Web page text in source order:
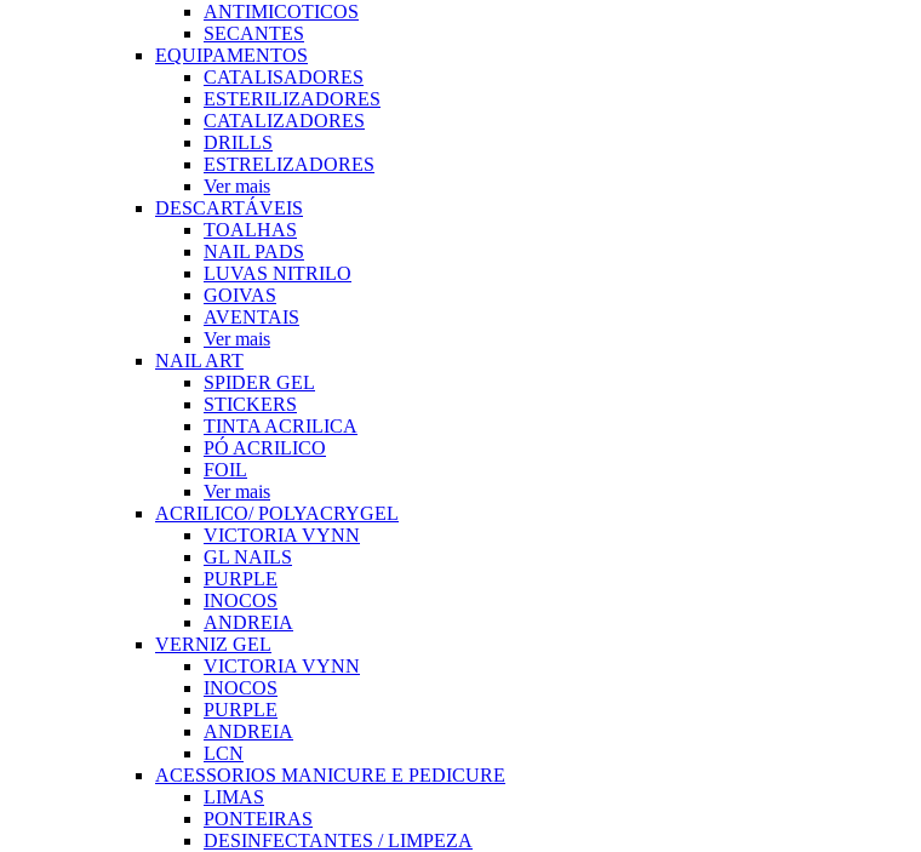
ANTIMICOTICOS
SECANTES
EQUIPAMENTOS
CATALISADORES
ESTERILIZADORES
CATALIZADORES
DRILLS
ESTRELIZADORES
Ver mais
DESCARTÁVEIS
TOALHAS
NAIL PADS
LUVAS NITRILO
GOIVAS
AVENTAIS
Ver mais
NAIL ART
SPIDER GEL
STICKERS
TINTA ACRILICA
PÓ ACRILICO
FOIL
Ver mais
ACRILICO/ POLYACRYGEL
VICTORIA VYNN
GL NAILS
PURPLE
INOCOS
ANDREIA
VERNIZ GEL
VICTORIA VYNN
INOCOS
PURPLE
ANDREIA
LCN
ACESSORIOS MANICURE E PEDICURE
LIMAS
PONTEIRAS
DESINFECTANTES / LIMPEZA